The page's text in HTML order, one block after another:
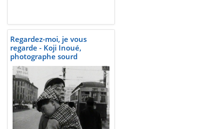
Regardez-moi, je vous
regarde - Koji Inoué,
photographe sourd